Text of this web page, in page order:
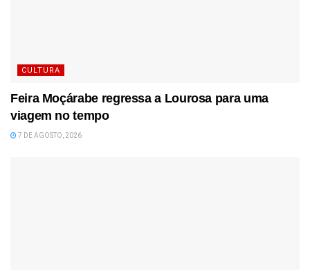
CULTURA
Feira Moçárabe regressa a Lourosa para uma
viagem no tempo
7 DE AGOSTO, 2026